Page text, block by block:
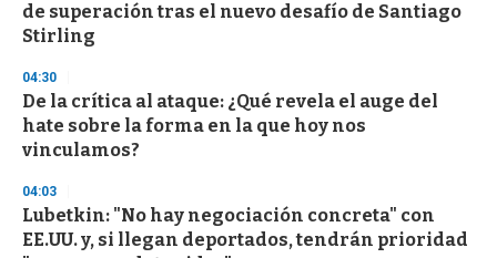
de superación tras el nuevo desafío de Santiago
Stirling
04:30
De la crítica al ataque: ¿Qué revela el auge del
hate sobre la forma en la que hoy nos
vinculamos?
04:03
Lubetkin: "No hay negociación concreta" con
EE.UU. y, si llegan deportados, tendrán prioridad